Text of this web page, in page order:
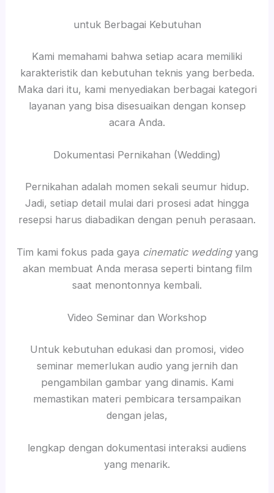
untuk Berbagai Kebutuhan
Kami memahami bahwa setiap acara memiliki
karakteristik dan kebutuhan teknis yang berbeda.
Maka dari itu, kami menyediakan berbagai kategori
layanan yang bisa disesuaikan dengan konsep
acara Anda.
Dokumentasi Pernikahan (Wedding)
Pernikahan adalah momen sekali seumur hidup.
Jadi, setiap detail mulai dari prosesi adat hingga
resepsi harus diabadikan dengan penuh perasaan.
Tim kami fokus pada gaya cinematic weddingyang
akan membuat Anda merasa seperti bintang film
saat menontonnya kembali.
Video Seminar dan Workshop
Untuk kebutuhan edukasi dan promosi, video
seminar memerlukan audio yang jernih dan
pengambilan gambar yang dinamis. Kami
memastikan materi pembicara tersampaikan
dengan jelas,
lengkap dengan dokumentasi interaksi audiens
yang menarik.